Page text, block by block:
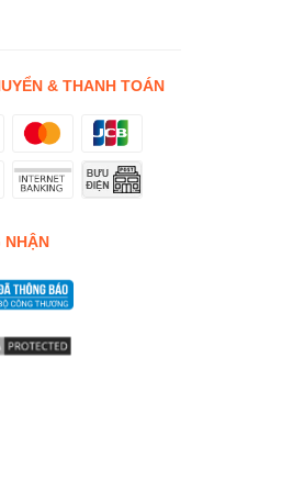
& THANH TOÁN
NHẬN